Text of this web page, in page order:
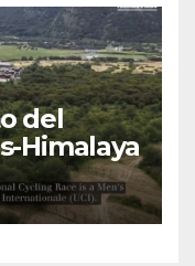
del
Himalaya